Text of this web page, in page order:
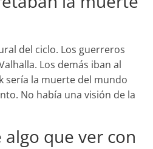
del ciclo. Los guerreros
Los demás iban al
sería la muerte del mundo
No había una visión de la
que ver con